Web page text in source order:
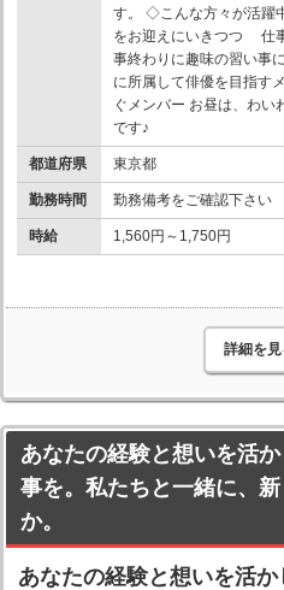
す。 ◇こんな方々が活躍
をお迎えにいきつつ 仕
事終わりに趣味の習い事
に所属して俳優を目指す
ぐメンバー お昼は、わい
です♪
都道府県 東京都
勤務時間 勤務備考をご確認下さい
時給 1,560円～1,750円
詳細を見
あなたの経験と想いを活
事を。私たちと一緒に、
か。
あなたの経験と想いを活か